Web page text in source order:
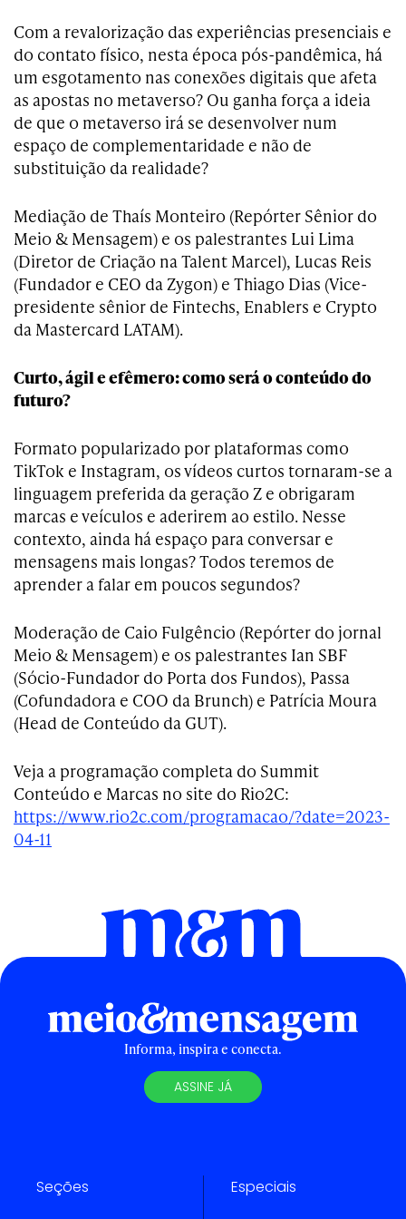
Com a revalorização das experiências presenciais e
do contato físico, nesta época pós-pandêmica, há
um esgotamento nas conexões digitais que afeta
as apostas no metaverso? Ou ganha força a ideia
de que o metaverso irá se desenvolver num
espaço de complementaridade e não de
substituição da realidade?
Mediação de Thaís Monteiro (Repórter Sênior do
Meio & Mensagem) e os palestrantes Lui Lima
(Diretor de Criação na Talent Marcel), Lucas Reis
(Fundador e CEO da Zygon) e Thiago Dias (Vice-
presidente sênior de Fintechs, Enablers e Crypto
da Mastercard LATAM).
Curto, ágil e efêmero: como será o conteúdo do
futuro?
Formato popularizado por plataformas como
TikTok e Instagram, os vídeos curtos tornaram-se a
linguagem preferida da geração Z e obrigaram
marcas e veículos e aderirem ao estilo. Nesse
contexto, ainda há espaço para conversar e
mensagens mais longas? Todos teremos de
aprender a falar em poucos segundos?
Moderação de Caio Fulgêncio (Repórter do jornal
Meio & Mensagem) e os palestrantes Ian SBF
(Sócio-Fundador do Porta dos Fundos), Passa
(Cofundadora e COO da Brunch) e Patrícia Moura
(Head de Conteúdo da GUT).
Veja a programação completa do Summit
Conteúdo e Marcas no site do Rio2C:
https://www.rio2c.com/programacao/?date=2023-
04-11
Informa, inspira e conecta.
ASSINE JÁ
Seções Especiais